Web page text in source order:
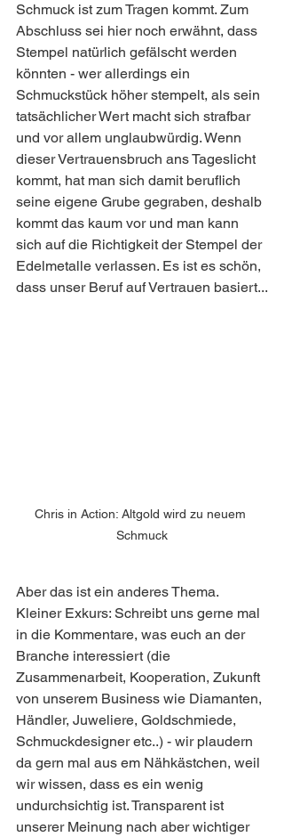
Schmuck ist zum Tragen kommt. Zum
Abschluss sei hier noch erwähnt, dass
Stempel natürlich gefälscht werden
könnten - wer allerdings ein
Schmuckstück höher stempelt, als sein
tatsächlicher Wert macht sich strafbar
und vor allem unglaubwürdig. Wenn
dieser Vertrauensbruch ans Tageslicht
kommt, hat man sich damit beruflich
seine eigene Grube gegraben, deshalb
kommt das kaum vor und man kann
sich auf die Richtigkeit der Stempel der
Edelmetalle verlassen. Es ist es schön,
dass unser Beruf auf Vertrauen basiert...
Chris in Action: Altgold wird zu neuem
Schmuck
Aber das ist ein anderes Thema.
Kleiner Exkurs: Schreibt uns gerne mal
in die Kommentare, was euch an der
Branche interessiert (die
Zusammenarbeit, Kooperation, Zukunft
von unserem Business wie Diamanten,
Händler, Juweliere, Goldschmiede,
Schmuckdesigner etc..) - wir plaudern
da gern mal aus em Nähkästchen, weil
wir wissen, dass es ein wenig
undurchsichtig ist. Transparent ist
unserer Meinung nach aber wichtiger